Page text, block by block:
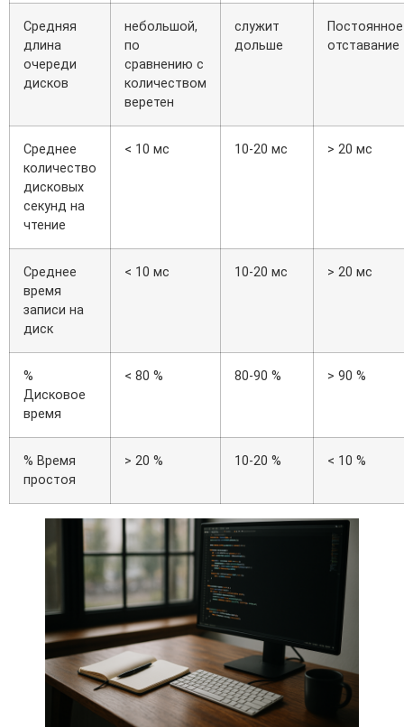
Средняя
длина
очереди
дисков
небольшой,
по
сравнению с
количеством
веретен
служит
дольше
Постоянное
отставание
Среднее
количество
дисковых
секунд на
чтение
< 10 мс 10-20 мс > 20 мс
Среднее
время
записи на
диск
< 10 мс 10-20 мс > 20 мс
%
Дисковое
время
< 80 % 80-90 % > 90 %
% Время
простоя
> 20 % 10-20 % < 10 %